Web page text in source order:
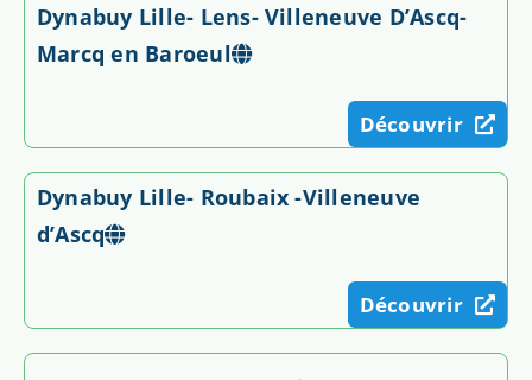
Dynabuy Lille- Lens- Villeneuve D’Ascq-
Marcq en Baroeul
Découvrir
Dynabuy Lille- Roubaix -Villeneuve
d’Ascq
Découvrir